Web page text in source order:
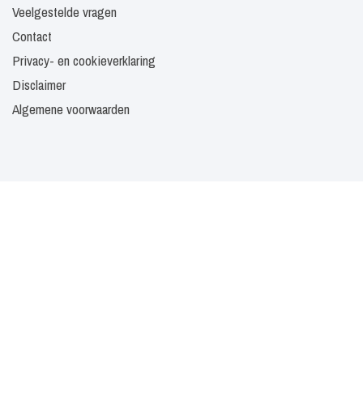
Veelgestelde vragen
Contact
Privacy- en cookieverklaring
Disclaimer
Algemene voorwaarden